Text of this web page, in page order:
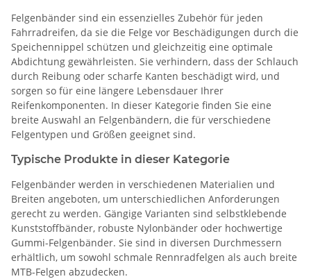
Felgenbänder sind ein essenzielles Zubehör für jeden
Fahrradreifen, da sie die Felge vor Beschädigungen durch die
Speichennippel schützen und gleichzeitig eine optimale
Abdichtung gewährleisten. Sie verhindern, dass der Schlauch
durch Reibung oder scharfe Kanten beschädigt wird, und
sorgen so für eine längere Lebensdauer Ihrer
Reifenkomponenten. In dieser Kategorie finden Sie eine
breite Auswahl an Felgenbändern, die für verschiedene
Felgentypen und Größen geeignet sind.
Typische Produkte in dieser Kategorie
Felgenbänder werden in verschiedenen Materialien und
Breiten angeboten, um unterschiedlichen Anforderungen
gerecht zu werden. Gängige Varianten sind selbstklebende
Kunststoffbänder, robuste Nylonbänder oder hochwertige
Gummi-Felgenbänder. Sie sind in diversen Durchmessern
erhältlich, um sowohl schmale Rennradfelgen als auch breite
MTB-Felgen abzudecken.